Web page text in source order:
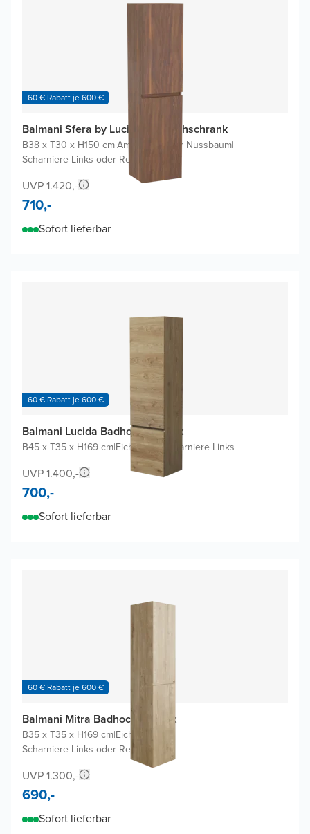
60 € Rabatt je 600 €
Balmani Sfera by Lucida Badhochschrank
B38 x T30 x H150 cm|Amerikanischer Nussbaum|
Scharniere Links oder Rechts
UVP 1.420,-
710,-
Sofort lieferbar
60 € Rabatt je 600 €
Balmani Lucida Badhochschrank
B45 x T35 x H169 cm|Eiche rauh| Scharniere Links
UVP 1.400,-
700,-
Sofort lieferbar
60 € Rabatt je 600 €
Balmani Mitra Badhochschrank
B35 x T35 x H169 cm|Eiche rauh
Scharniere Links oder Rechts
UVP 1.300,-
690,-
Sofort lieferbar